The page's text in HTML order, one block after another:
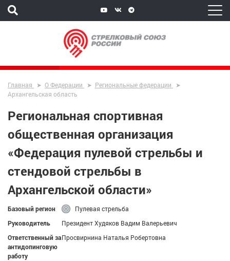
Главная О Федерации
Региональные федерации
Архангельская область
Региональная спортивная
общественная организация
«Федерация пулевой стрельбы и
стендовой стрельбы в
Архангельской области»
Базовый регион
Пулевая стрельба
Руководитель
Президент Худяков Вадим Валерьевич
Ответственный за
антидопинговую
работу
Просвирнина Наталья Робертовна